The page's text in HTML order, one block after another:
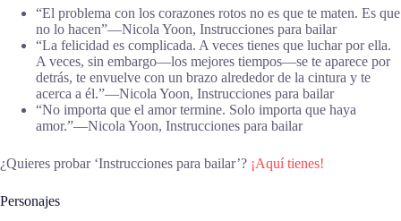
“El problema con los corazones rotos no es que te maten. Es que
no lo hacen”―Nicola Yoon, Instrucciones para bailar
“La felicidad es complicada. A veces tienes que luchar por ella.
A veces, sin embargo—los mejores tiempos—se te aparece por
detrás, te envuelve con un brazo alrededor de la cintura y te
acerca a él.”―Nicola Yoon, Instrucciones para bailar
“No importa que el amor termine. Solo importa que haya
amor.”―Nicola Yoon, Instrucciones para bailar
¿Quieres probar ‘Instrucciones para bailar’? ¡Aquí tienes!
Personajes